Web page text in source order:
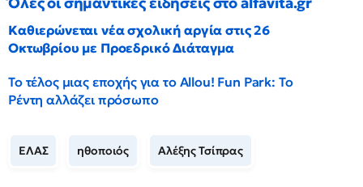
Καθιερώνεται νέα σχολική αργία στις 26
Οκτωβρίου με Προεδρικό Διάταγμα
Το τέλος μιας εποχής για το Allou! Fun Park: Το
Ρέντη αλλάζει πρόσωπο
ΕΛΑΣ ηθοποιός Αλέξης Τσίπρας